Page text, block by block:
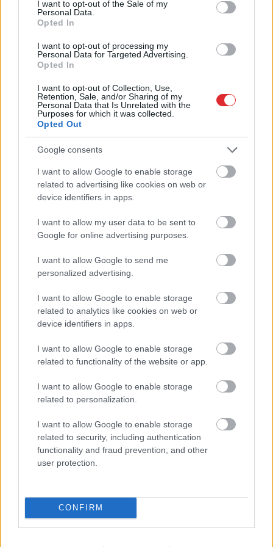
I want to opt-out of the Sale of my
Personal Data.
Opted In
I want to opt-out of processing my
Personal Data for Targeted Advertising.
Opted In
I want to opt-out of Collection, Use,
Retention, Sale, and/or Sharing of my
Personal Data that Is Unrelated with the
Purposes for which it was collected.
Opted Out
Google consents
I want to allow Google to enable storage
related to advertising like cookies on web or
device identifiers in apps.
I want to allow my user data to be sent to
Google for online advertising purposes.
I want to allow Google to send me
personalized advertising.
I want to allow Google to enable storage
related to analytics like cookies on web or
device identifiers in apps.
I want to allow Google to enable storage
related to functionality of the website or app.
I want to allow Google to enable storage
related to personalization.
I want to allow Google to enable storage
related to security, including authentication
functionality and fraud prevention, and other
user protection.
CONFIRM
atkal nonāk uzmanības centrā – šoreiz ar
superdārgu pulksteni
Nabagacilvēks! “Pepco” veikalā kāds
pircējs dabūjis dzirdēt to, ko viņam
3 zodiaka zīmes šajā nedēļas nogalē
kārtīgi “nodos uguņus”, bet vienai – labāk
palikt mājās
“Tu varētu aizvērties!”
Beata Jonīte jau atkal
nonāk uzmanības
superdārgu pulksteni
3zodiaka zīmes šajā
nedēļas nogalē kārtīgi
mājās
Atcelt Ziņot